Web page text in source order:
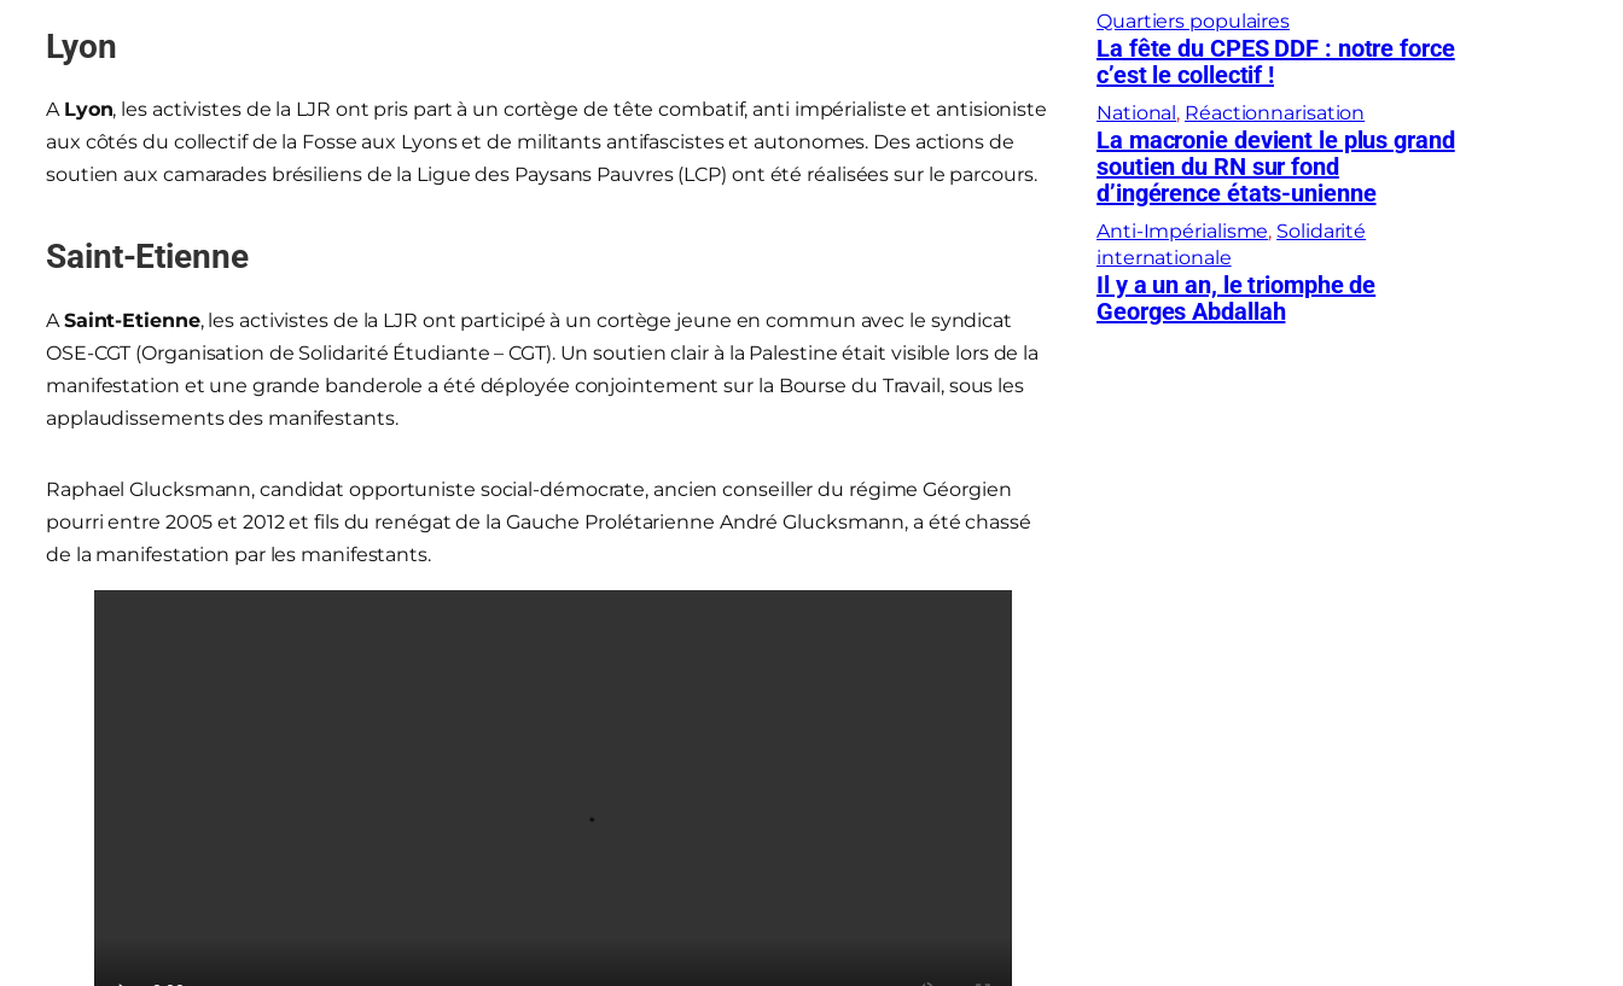
Lyon
A Lyon, les activistes de la LJR ont pris part à un cortège de tête combatif, anti impérialiste et antisioniste
aux côtés du collectif de la Fosse aux Lyons et de militants antifascistes et autonomes. Des actions de
soutien aux camarades brésiliens de la Ligue des Paysans Pauvres (LCP) ont été réalisées sur le parcours.
Saint-Etienne
A Saint-Etienne, les activistes de la LJR ont participé à un cortège jeune en commun avec le syndicat
OSE-CGT (Organisation de Solidarité Étudiante – CGT). Un soutien clair à la Palestine était visible lors de la
manifestation et une grande banderole a été déployée conjointement sur la Bourse du Travail, sous les
applaudissements des manifestants.
Raphael Glucksmann, candidat opportuniste social-démocrate, ancien conseiller du régime Géorgien
pourri entre 2005 et 2012 et fils du renégat de la Gauche Prolétarienne André Glucksmann, a été chassé
de la manifestation par les manifestants.
Quartiers populaires
La fête du CPES DDF : notre force
c’est le collectif !
National, Réactionnarisation
La macronie devient le plus grand
soutien du RN sur fond
d’ingérence états-unienne
Anti-Impérialisme, Solidarité
internationale
Il y a un an, le triomphe de
Georges Abdallah